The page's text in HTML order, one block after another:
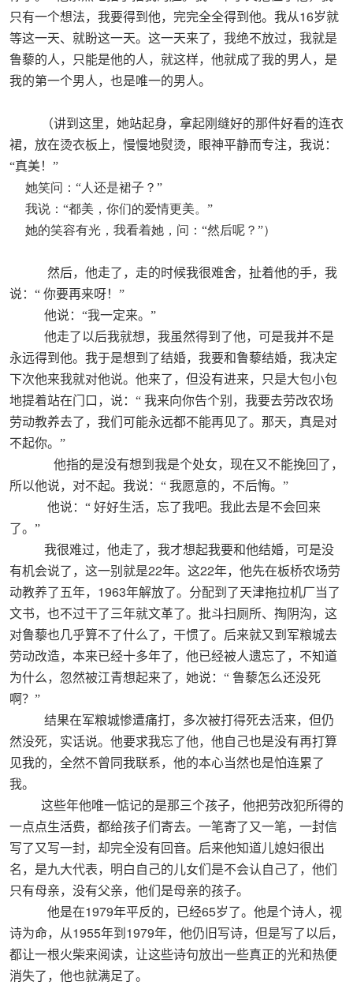
只有一个想法，我要得到他，完完全全得到他。我从16岁就
等这一天、就盼这一天。这一天来了，我绝不放过，我就是
鲁藜的人，只能是他的人，就这样，他就成了我的男人，是
我的第一个男人，也是唯一的男人。
（讲到这里，她站起身，拿起刚缝好的那件好看的连衣
裙，放在烫衣板上，慢慢地熨烫，眼神平静而专注，我说：
“真美！”
她笑问：“人还是裙子？”
我说：“都美，你们的爱情更美。”
她的笑容有光，我看着她，问：“然后呢？”）
然后，他走了，走的时候我很难舍，扯着他的手，我
说：“ 你要再来呀！”
他说：“我一定来。”
他走了以后我就想，我虽然得到了他，可是我并不是
永远得到他。我于是想到了结婚，我要和鲁藜结婚，我决定
下次他来我就对他说。他来了，但没有进来，只是大包小包
地提着站在门口，说：“ 我来向你告个别，我要去劳改农场
劳动教养去了，我们可能永远都不能再见了。那天，真是对
不起你。”
他指的是没有想到我是个处女，现在又不能挽回了，
所以他说，对不起。我说：“ 我愿意的，不后悔。”
他说：“ 好好生活，忘了我吧。我此去是不会回来
了。”
我很难过，他走了，我才想起我要和他结婚，可是没
有机会说了，这一别就是22年。这22年，他先在板桥农场劳
动教养了五年， 1963年解放了。分配到了天津拖拉机厂当了
文书，也不过干了三年就文革了。批斗扫厕所、掏阴沟，这
对鲁藜也几乎算不了什么了，干惯了。后来就又到军粮城去
劳动改造，本来已经十多年了，他已经被人遗忘了，不知道
为什么，忽然被江青想起来了，她说：“ 鲁藜怎么还没死
啊？”
结果在军粮城惨遭痛打，多次被打得死去活来，但仍
然没死，实话说。他要求我忘了他，他自己也是没有再打算
见我的，全然不曾同我联系，他的本心当然也是怕连累了
我。
这些年他唯一惦记的是那三个孩子，他把劳改犯所得的
一点点生活费，都给孩子们寄去。一笔寄了又一笔，一封信
写了又写一封，却完全没有回音。后来他知道儿媳妇很出
名，是九大代表，明白自己的儿女们是不会认自己了，他们
只有母亲，没有父亲，他们是母亲的孩子。
他是在1979年平反的，已经65岁了。他是个诗人，视
诗为命，从1955年到 1979年，他仍旧写诗，但是写了以后，
都让一根火柴来阅读，让这些诗句放出一些真正的光和热便
消失了，他也就满足了。